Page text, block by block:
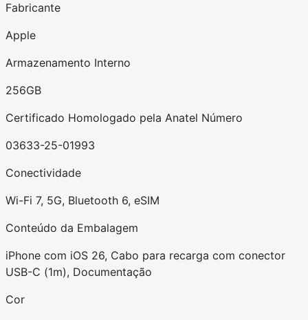
Fabricante
Apple
Armazenamento Interno
256GB
Certificado Homologado pela Anatel Número
03633-25-01993
Conectividade
Wi-Fi 7, 5G, Bluetooth 6, eSIM
Conteúdo da Embalagem
iPhone com iOS 26, Cabo para recarga com conector
USB-C (1m), Documentação
Cor